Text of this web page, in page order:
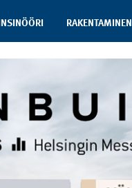
RAKENTAMINEN